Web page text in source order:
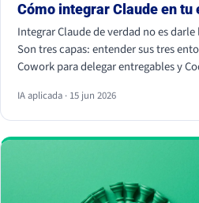
Cómo integrar Claude en
Integrar Claude de verdad no es
Son tres capas: entender sus tres
Cowork para delegar entregables y
para que trabaje con tus datos, y
vuestra forma de trabajar en algo
chat, está en los conectores y los
IA aplicada · 15 jun 2026